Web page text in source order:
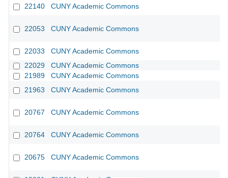
22140 CUNY Academic Commons
22053 CUNY Academic Commons
22033 CUNY Academic Commons
22029
CUNY Academic Commons
21989
CUNY Academic Commons
21963
CUNY Academic Commons
20767 CUNY Academic Commons
20764 CUNY Academic Commons
20675 CUNY Academic Commons